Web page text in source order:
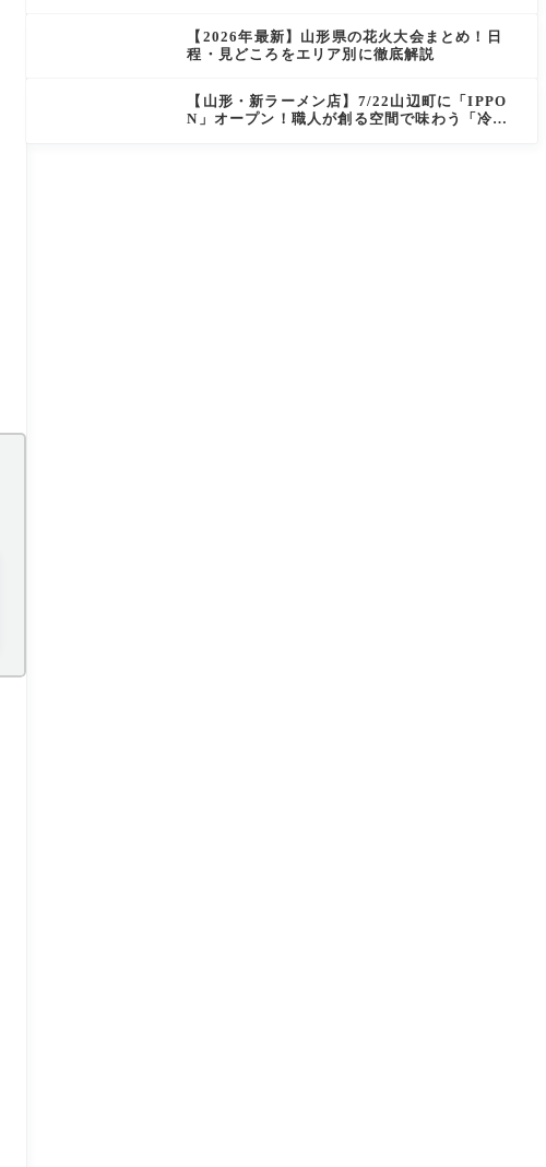
【2026年最新】山形県の花火大会まとめ！日
程・見どころをエリア別に徹底解説
【山形・新ラーメン店】7/22山辺町に「IPPO
N」オープン！職人が創る空間で味わう「冷た